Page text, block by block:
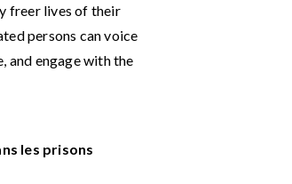
freer lives of their
persons can voice
and engage with the
les prisons